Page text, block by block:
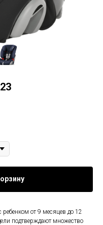
ребенком от 9 месяцев до 12
подтверждают множество